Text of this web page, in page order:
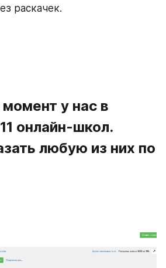
раскачек.
у нас в
онлайн-школ.
любую из них по